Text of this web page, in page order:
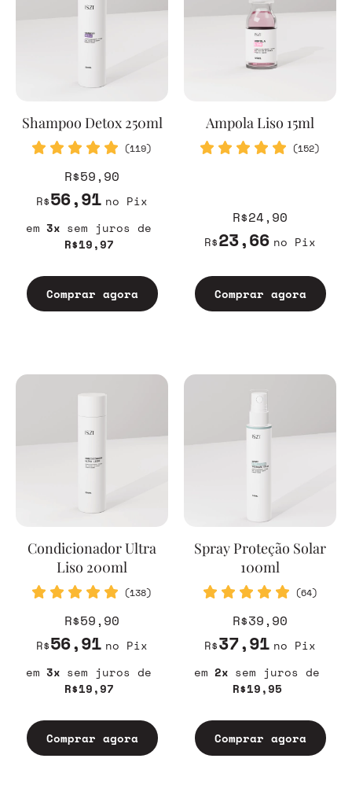
Shampoo Detox 250ml
(119)
R$59,90
R$56,91 no Pix
3
R$19,97
sem juros
Comprar agora
Ampola Liso 15ml
(152)
R$24,90
R$23,66 no Pix
Comprar agora
Condicionador Ultra
Liso 200ml
(138)
R$59,90
R$56,91 no Pix
3
R$19,97
sem juros
Comprar agora
Spray Proteção Solar
100ml
(64)
R$39,90
R$37,91 no Pix
2
R$19,95
sem juros
Comprar agora